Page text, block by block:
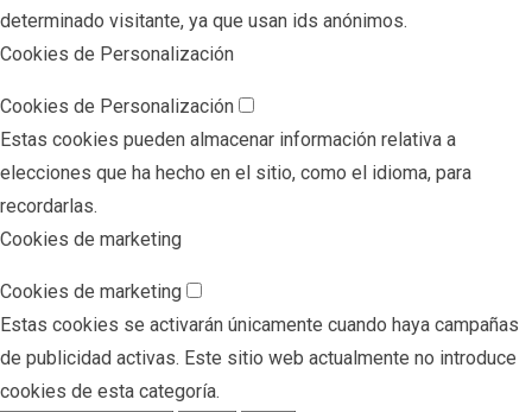
determinado visitante, ya que usan ids anónimos.
Cookies de Personalización
Cookies de Personalización
Estas cookies pueden almacenar información relativa a
elecciones que ha hecho en el sitio, como el idioma, para
recordarlas.
Cookies de marketing
Cookies de marketing
Estas cookies se activarán únicamente cuando haya campañas
de publicidad activas. Este sitio web actualmente no introduce
cookies de esta categoría.